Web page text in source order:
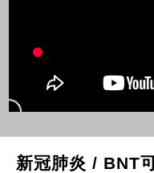
新冠肺炎 / BNT